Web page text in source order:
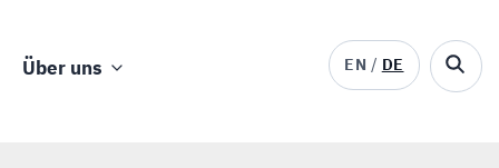
Über uns EN DE